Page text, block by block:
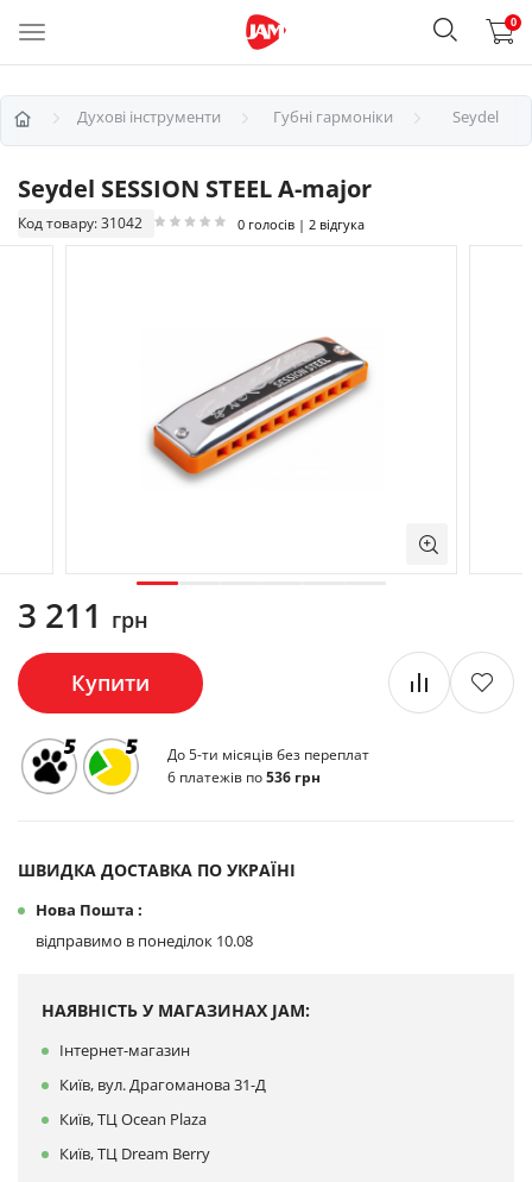
0
Духові інструменти Губні гармоніки Seydel
Seydel SESSION STEEL A-major
Код товару: 31042 0 голосів | 2 відгука
3 211 грн
Купити
До 5-ти місяців без переплат
6 платежів по536 грн
ШВИДКА ДОСТАВКА ПО УКРАЇНІ
Нова Пошта :
відправимо в понеділок 10.08
НАЯВНІСТЬ У МАГАЗИНАХ JAM:
Інтернет-магазин
Київ, вул. Драгоманова 31-Д
Київ, ТЦ Ocean Plaza
Київ, ТЦ Dream Berry